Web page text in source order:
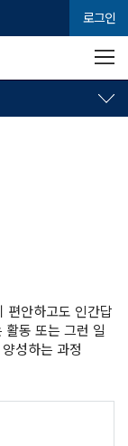
로그인
편안하고도 인간답
동 또는 그런 일
성하는 과정